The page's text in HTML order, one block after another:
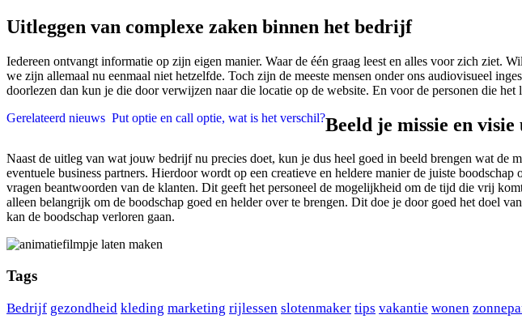
Uitleggen van complexe zaken binnen het bedrijf
Iedereen ontvangt informatie op zijn eigen manier. Waar de één graag leest en alles voor zich ziet.
we zijn allemaal nu eenmaal niet hetzelfde. Toch zijn de meeste mensen onder ons audiovisueel
doorlezen dan kun je die door verwijzen naar die locatie op de website. En voor de personen die
Gerelateerd nieuws Put optie en call optie, wat is het verschil?Beeld je missie en visie
Naast de uitleg van wat jouw bedrijf nu precies doet, kun je dus heel goed in beeld brengen wat
eventuele business partners. Hierdoor wordt op een creatieve en heldere manier de juiste
vragen beantwoorden van de klanten. Dit geeft het personeel de mogelijkheid om de tijd die vrij
alleen belangrijk om de boodschap goed en helder over te brengen. Dit doe je door goed het doel
kan de boodschap verloren gaan.
Tags
Bedrijf gezondheid kleding marketing rijlessen slotenmaker tips vakantie wonen